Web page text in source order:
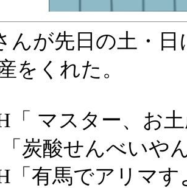
が先日の土・日
をくれた。
マスター、お
炭酸せんべいや
有馬でアリマす